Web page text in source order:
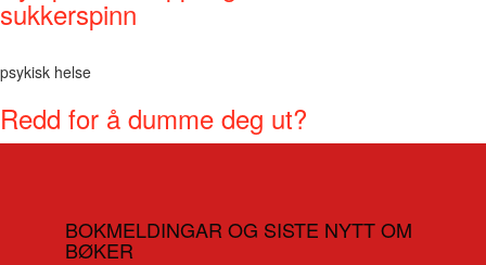
sukkerspinn
psykisk helse
Redd for å dumme deg ut?
BOKMELDINGAR OG SISTE NYTT OM
BØKER